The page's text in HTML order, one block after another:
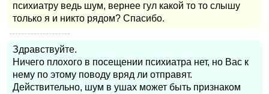
психиатру ведь шум, вернее гул какой то то слышу
только я и никто рядом? Спасибо.
Здравствуйте.
Ничего плохого в посещении психиатра нет, но Вас к
нему по этому поводу вряд ли отправят.
Действительно, шум в ушах может быть признаком